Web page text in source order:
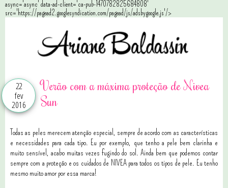
async='async' data-ad-client='ca-pub-1470782825684808'
src='https://pagead2.googlesyndication.com/pagead/js/adsbygoogle.js'/>
22
fev
2016
Verão com a máxima proteção de Nivea
Sun
Todas as peles merecem atenção especial, sempre de acordo com as características
e necessidades para cada tipo. Eu por exemplo, que tenho a pele bem clarinha e
muito sensível, acabo muitas vezes fugindo do sol. Ainda bem que podemos contar
sempre com a proteção e os cuidados de NIVEA para todos os tipos de pele. Eu tenho
mesmo muito amor por essa marca!